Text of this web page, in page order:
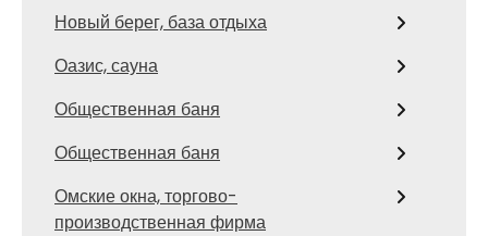
Новый берег, база отдыха
Оазис, сауна
Общественная баня
Общественная баня
Омские окна, торгово-
производственная фирма